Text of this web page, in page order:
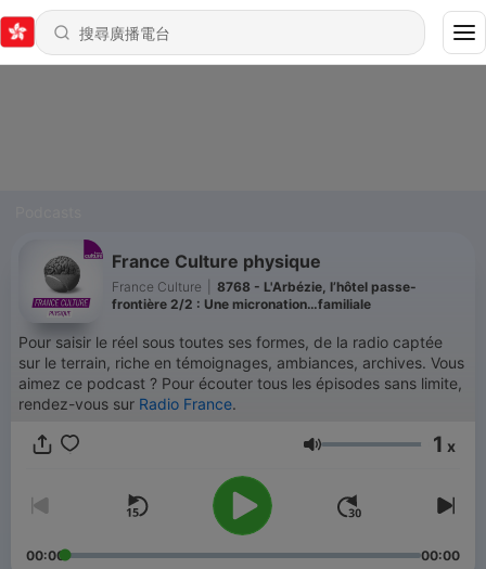
France Culture physique
France Culture
8768 - L'Arbézie, l’hôtel passe-
frontière 2/2 : Une micronation…familiale
Pour saisir le réel sous toutes ses formes, de la radio captée
sur le terrain, riche en témoignages, ambiances, archives. Vous
aimez ce podcast ? Pour écouter tous les épisodes sans limite,
rendez-vous sur Radio France.
音量 1 x
00:00 00:00